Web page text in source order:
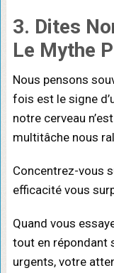
3. Dites
Le Mythe
Nous pensons
fois est le signe
notre cerveau
multitâche nous
Concentrez-vous
efficacité vous
Quand vous
tout en répondant
urgents, votre